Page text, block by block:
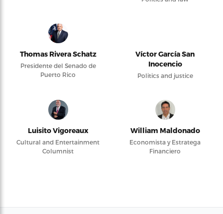
Thomas Rivera Schatz
Presidente del Senado de
Puerto Rico
Víctor García San
Inocencio
Politics and justice
Luisito Vigoreaux
Cultural and Entertainment
Columnist
William Maldonado
Economista y Estratega
Financiero